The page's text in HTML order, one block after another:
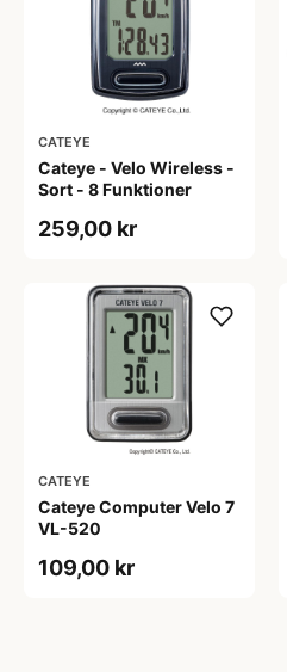
CATEYE
Cateye - Velo Wireless -
Sort - 8 Funktioner
259,00 kr
CATEYE
Cateye Computer Velo 7
VL-520
109,00 kr